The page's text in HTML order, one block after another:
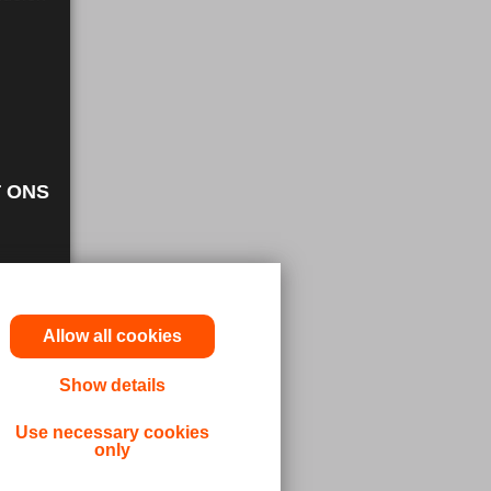
Allow all cookies
Show details
Use necessary cookies
only
ONS